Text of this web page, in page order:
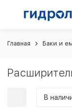
Главная Баки и
В